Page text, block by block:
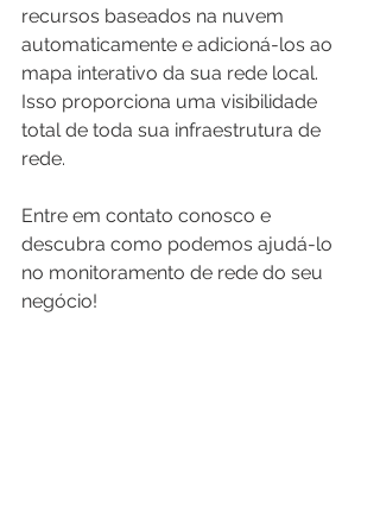
recursos baseados na nuvem
automaticamente e adicioná-los ao
mapa interativo da sua rede local.
Isso proporciona uma visibilidade
total de toda sua infraestrutura de
rede.
Entre em contato conosco e
descubra como podemos ajudá-lo
no monitoramento de rede do seu
negócio!